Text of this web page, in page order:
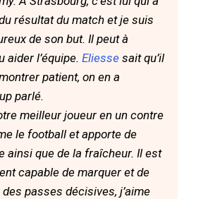
résultat du match et je suis
de son but. Il peut à
aider l’équipe. Eliesse sait qu’il
patient, on en a
parlé.
meilleur joueur en un contre
le football et apporte de
ainsi que de la fraîcheur. Il est
capable de marquer et de
passes décisives, j’aime